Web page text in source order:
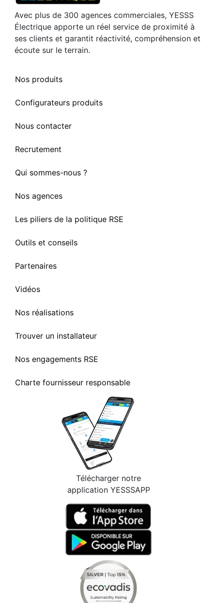
Avec plus de 300 agences commerciales, YESSS
Électrique apporte un réel service de proximité à
ses clients et garantit réactivité, compréhension et
écoute sur le terrain.
Nos produits
Configurateurs produits
Nous contacter
Recrutement
Qui sommes-nous ?
Nos agences
Les piliers de la politique RSE
Outils et conseils
Partenaires
Vidéos
Nos réalisations
Trouver un installateur
Nos engagements RSE
Charte fournisseur responsable
Télécharger notre
application YESSSAPP